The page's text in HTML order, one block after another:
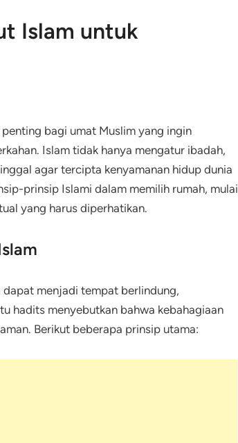
Islam untuk
bagi umat Muslim yang ingin
Islam tidak hanya mengatur ibadah,
agar tercipta kenyamanan hidup dunia
prinsip Islami dalam memilih rumah, mulai
yang harus diperhatikan.
menjadi tempat berlindung,
hadits menyebutkan bahwa kebahagiaan
Berikut beberapa prinsip utama: